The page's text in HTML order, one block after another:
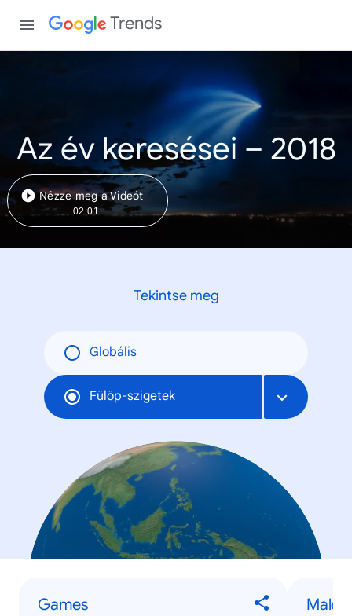
Trends
Az év keresései – 2018
Nézze meg a Videót
02:01
Tekintse meg
Globális
Fülöp-szigetek
Games
Male